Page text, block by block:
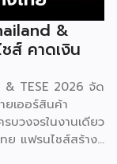
&
ส์ คาดเงิน
& TESE 2026 จัด
เออร์สินค้า
บวงจรในงานเดียว
ย แฟรนไชส์สร้าง